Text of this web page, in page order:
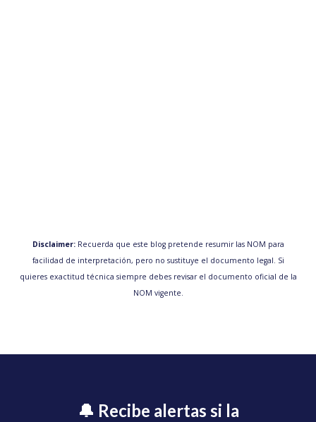
Disclaimer: Recuerda que este blog pretende resumir las NOM para
facilidad de interpretación, pero no sustituye el documento legal. Si
quieres exactitud técnica siempre debes revisar el documento oficial de la
NOM vigente.
🔔 Recibe alertas si la